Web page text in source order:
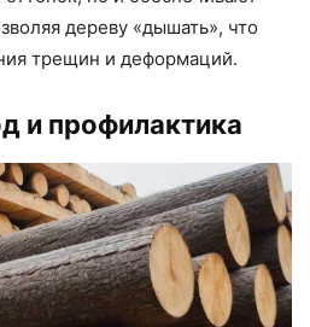
дереву «дышать», что
трещин и деформаций.
и профилактика